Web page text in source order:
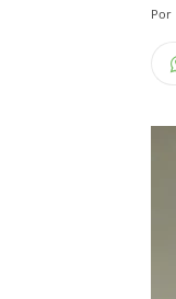
Por